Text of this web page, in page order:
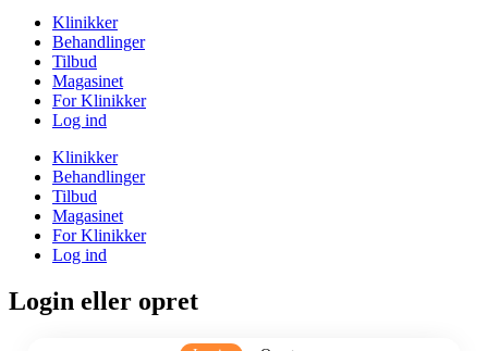
Klinikker
Behandlinger
Tilbud
Magasinet
For Klinikker
Log ind
Klinikker
Behandlinger
Tilbud
Magasinet
For Klinikker
Log ind
Login eller opret